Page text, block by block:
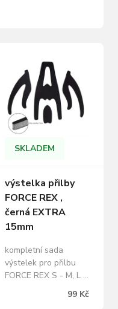
SKLADEM
výstelka přilby
FORCE REX ,
černá EXTRA
15mm
kompletní sada
výstelek pro přilbu
FORCE REX S - M, L -
mm) použitím výstelky
99 Kč